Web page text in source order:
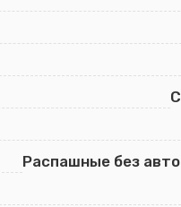
Распашные без